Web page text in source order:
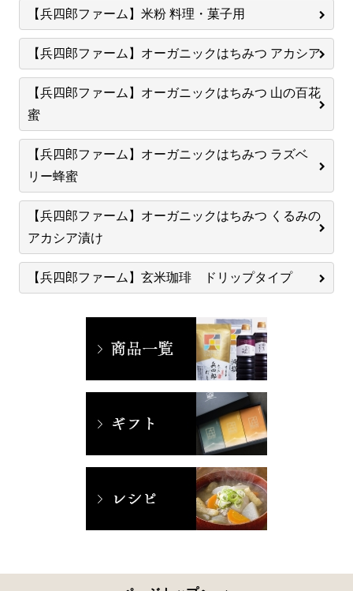
【兵四郎ファーム】米粉 料理・菓子用
【兵四郎ファーム】オーガニックはちみつ アカシア
【兵四郎ファーム】オーガニックはちみつ 山の百花
蜜
【兵四郎ファーム】オーガニックはちみつ ラズベ
リー蜂蜜
【兵四郎ファーム】オーガニックはちみつ くるみの
アカシア漬け
【兵四郎ファーム】玄米珈琲 ドリップタイプ